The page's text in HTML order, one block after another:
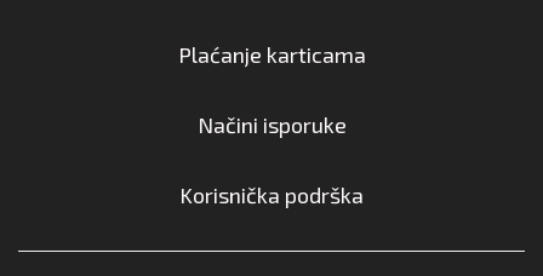
Plaćanje karticama
Načini isporuke
Korisnička podrška